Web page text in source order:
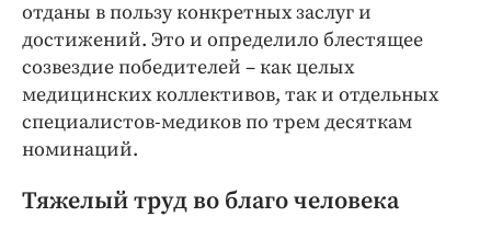
отданы в пользу конкретных заслуг и
достижений. Это и определило блестящее
созвездие победителей – как целых
медицинских коллективов, так и отдельных
специалистов-медиков по трем десяткам
номинаций.
Тяжелый труд во благо человека